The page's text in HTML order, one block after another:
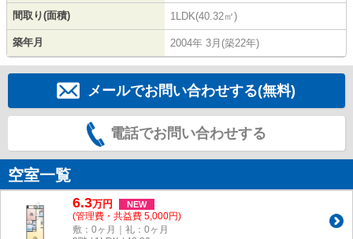
間取り(面積) 1LDK(40.32㎡)
築年月 2004年 3月(築22年)
メールでお問い合わせする(無料)
電話でお問い合わせする
空室一覧
6.3万円 NEW
(管理費・共益費 5,000円)
敷：0ヶ月｜礼：0ヶ月